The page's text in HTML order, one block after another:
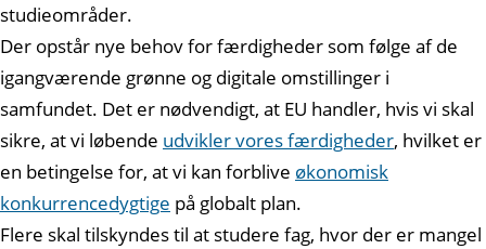
studieområder.
Der opstår nye behov for færdigheder som følge af de
igangværende grønne og digitale omstillinger i
samfundet. Det er nødvendigt, at EU handler, hvis vi skal
sikre, at vi løbende udvikler vores færdigheder, hvilket er
en betingelse for, at vi kan forblive økonomisk
konkurrencedygtige på globalt plan.
Flere skal tilskyndes til at studere fag, hvor der er mangel